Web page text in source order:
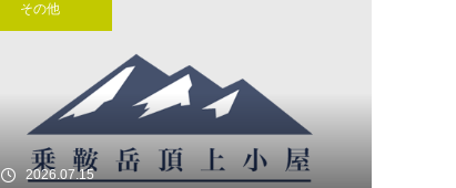
その他
2026.07.15